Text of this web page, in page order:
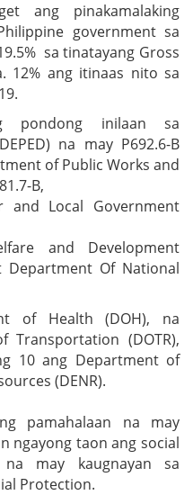
ang pinakamalaking
government sa
sa tinatayang Gross
12% ang itinaas nito sa
pondong inilaan sa
na may P692.6-B
of Public Works and
B,
Local Government
and Development
Department Of National
of Health (DOH), na
(DOTR),
10 ang Department of
(DENR).
pamahalaan na may
ngayong taon ang social
may kaugnayan sa
Protection.